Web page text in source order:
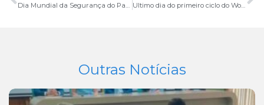
Ultimo dia do primeiro ciclo do Workshop Intersetorial
Outras Notícias